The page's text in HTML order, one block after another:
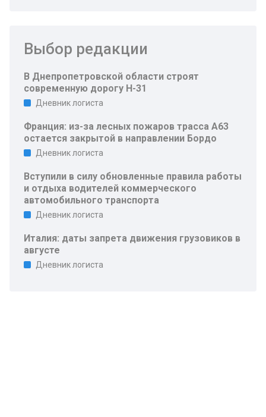
Выбор редакции
В Днепропетровской области строят
современную дорогу Н-31
Дневник логиста
Франция: из-за лесных пожаров трасса A63
остается закрытой в направлении Бордо
Дневник логиста
Вступили в силу обновленные правила работы
и отдыха водителей коммерческого
автомобильного транспорта
Дневник логиста
Италия: даты запрета движения грузовиков в
августе
Дневник логиста